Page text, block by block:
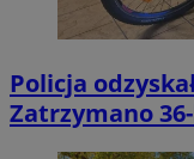
Policja
Zatrzymano